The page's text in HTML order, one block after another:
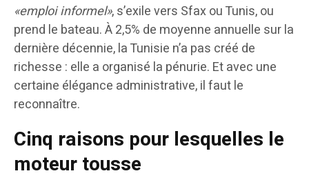
«emploi informel», s’exile vers Sfax ou Tunis, ou
prend le bateau. À 2,5% de moyenne annuelle sur la
dernière décennie, la Tunisie n’a pas créé de
richesse : elle a organisé la pénurie. Et avec une
certaine élégance administrative, il faut le
reconnaître.
Cinq raisons pour lesquelles le
moteur tousse